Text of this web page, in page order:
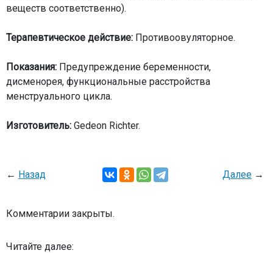
веществ соответственно).
Терапевтическое действие: Противоовуляторное.
Показания: Предупреждение беременности,
дисменорея, функциональные расстройства
менструального цикла.
Изготовитель: Gedeon Richter.
← Назад Далее →
Комментарии закрыты.
Читайте далее: